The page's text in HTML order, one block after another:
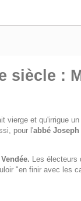
siècle :
et qu'irrigue
pour l'abbé
Les électeurs
"en finir avec les